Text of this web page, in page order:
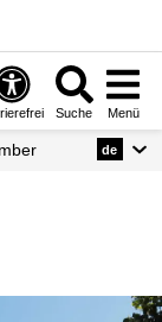
Suche Menü
de